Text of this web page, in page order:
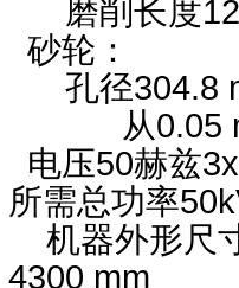
磨削长
砂轮：
孔径
从0.05
电压50
所需总功
机器外
4300